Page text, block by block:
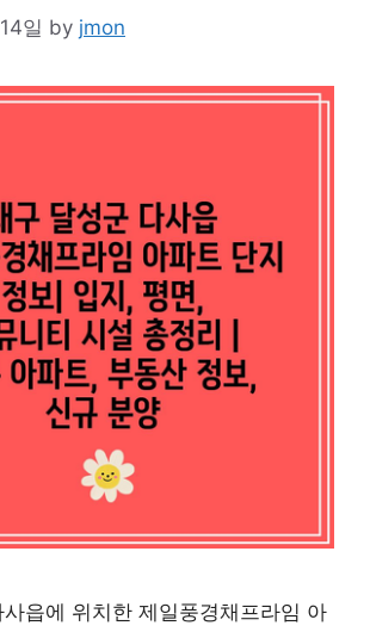
일 by jmon
읍에 위치한 제일풍경채프라임 아